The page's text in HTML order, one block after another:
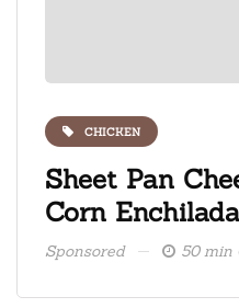
CHICKEN
Sheet Pan
Corn
Sponsored 50 min